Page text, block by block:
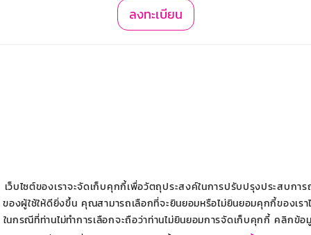
เว็บไซต์ของเราจะจัดเก็บคุกกี้เพื่อวัตถุประสงค์ในการปรับปรุงประสบกา
ของผู้ใช้ให้ดียิ่งขึ้น คุณสามารถเลือกที่จะยินยอมหรือไม่ยินยอมคุกกี้ของเรา
ในกรณีที่ท่านไม่ทำการเลือกจะถือว่าท่านไม่ยินยอมการจัดเก็บคุกกี้ คลิกข้อ
ลงทะเบียน